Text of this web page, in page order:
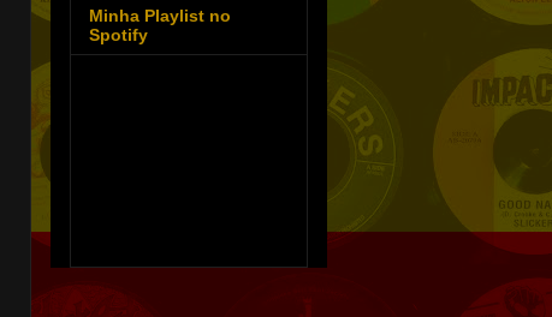
Minha Playlist no
Spotify